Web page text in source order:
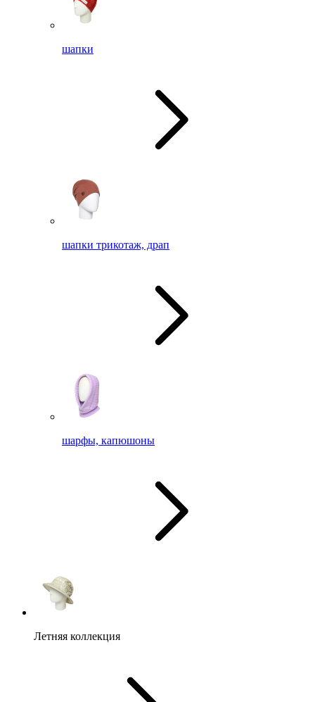
шапки
шапки трикотаж, драп
шарфы, капюшоны
Летняя коллекция